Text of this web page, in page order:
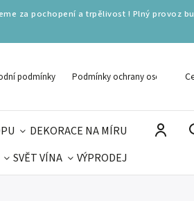
za pochopení a trpělivost ! Plný provoz
podmínky Podmínky ochrany osobních
DEKORACE NA MÍRU
SVĚT VÍNA
VÝPRODEJ